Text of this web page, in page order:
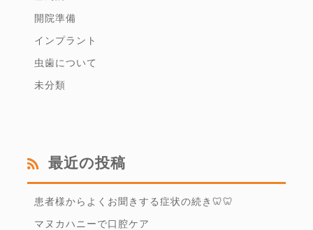
開院準備
インプラント
虫歯について
未分類
最近の投稿
患者様からよくお聞きする症状の続き🦷🦷
マヌカハニーで口腔ケア